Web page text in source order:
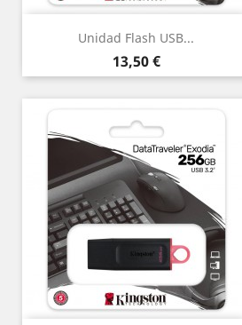
Unidad Flash USB...
Precio
13,50 €